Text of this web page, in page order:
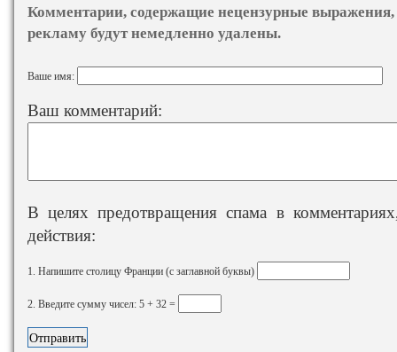
Комментарии, содержащие нецензурные
рекламу будут немедленно удалены.
Ваше имя:
Ваш комментарий:
В целях предотвращения спама в
действия:
1. Напишите столицу Франции (с заглавной буквы)
2. Введите сумму чисел: 5 + 32 =